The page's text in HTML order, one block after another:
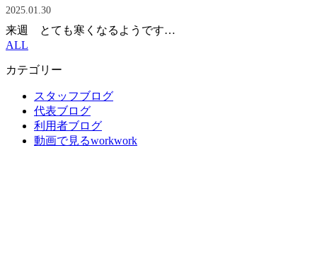
2025.01.30
来週 とても寒くなるようです…
ALL
カテゴリー
スタッフブログ
代表ブログ
利用者ブログ
動画で見るworkwork